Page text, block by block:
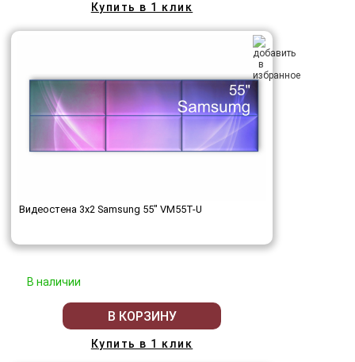
Купить в 1 клик
Видеостена 3x2 Samsung 55" VM55T-U
В наличии
В КОРЗИНУ
Купить в 1 клик